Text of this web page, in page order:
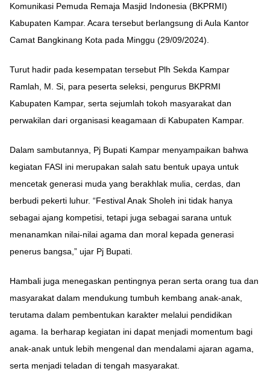
Komunikasi Pemuda Remaja Masjid Indonesia (BKPRMI)
Kabupaten Kampar. Acara tersebut berlangsung di Aula Kantor
Camat Bangkinang Kota pada Minggu (29/09/2024).
Turut hadir pada kesempatan tersebut Plh Sekda Kampar
Ramlah, M. Si, para peserta seleksi, pengurus BKPRMI
Kabupaten Kampar, serta sejumlah tokoh masyarakat dan
perwakilan dari organisasi keagamaan di Kabupaten Kampar.
Dalam sambutannya, Pj Bupati Kampar menyampaikan bahwa
kegiatan FASI ini merupakan salah satu bentuk upaya untuk
mencetak generasi muda yang berakhlak mulia, cerdas, dan
berbudi pekerti luhur. “Festival Anak Sholeh ini tidak hanya
sebagai ajang kompetisi, tetapi juga sebagai sarana untuk
menanamkan nilai-nilai agama dan moral kepada generasi
penerus bangsa,” ujar Pj Bupati.
Hambali juga menegaskan pentingnya peran serta orang tua dan
masyarakat dalam mendukung tumbuh kembang anak-anak,
terutama dalam pembentukan karakter melalui pendidikan
agama. Ia berharap kegiatan ini dapat menjadi momentum bagi
anak-anak untuk lebih mengenal dan mendalami ajaran agama,
serta menjadi teladan di tengah masyarakat.